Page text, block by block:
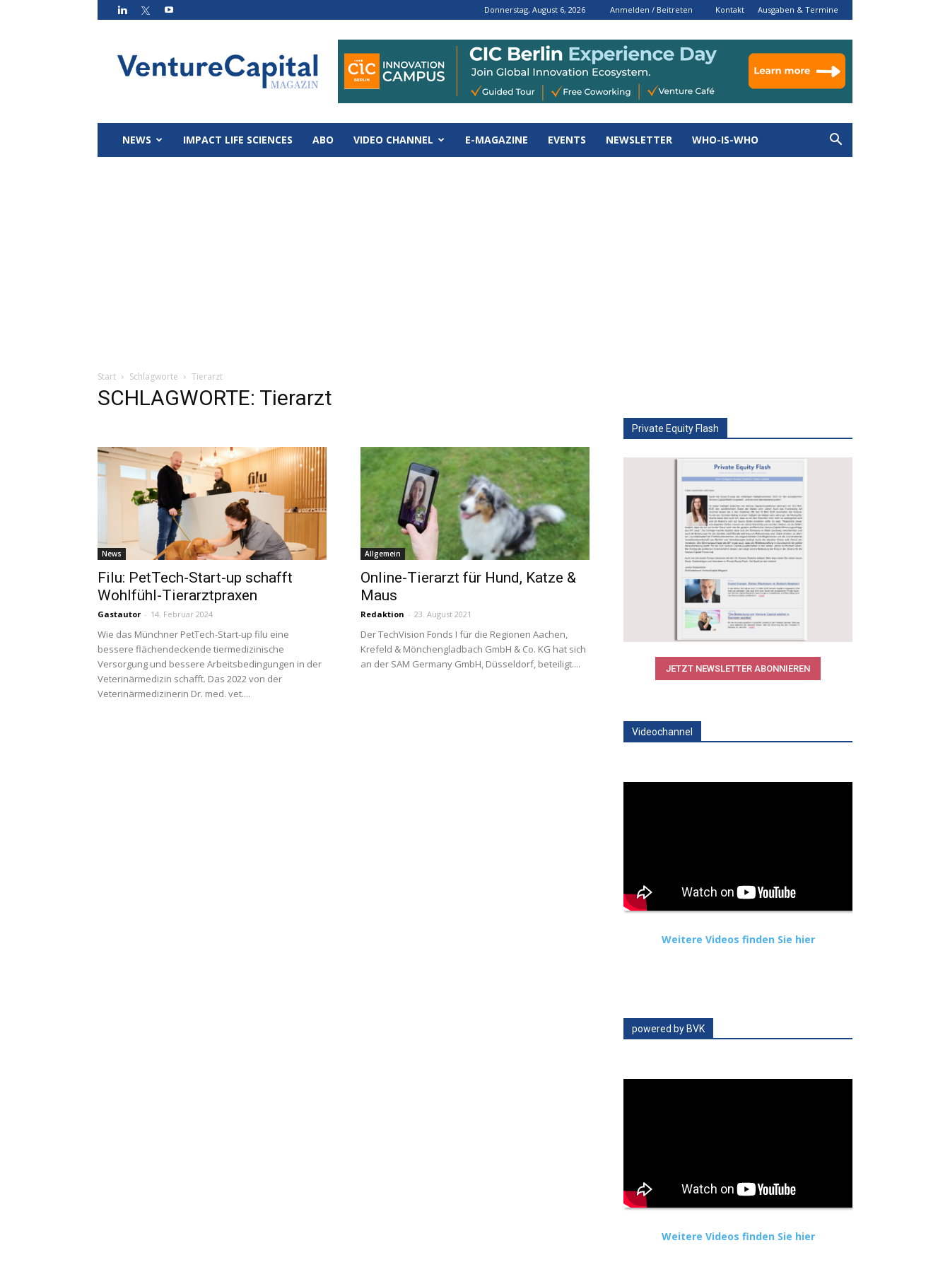
Donnerstag, August 6, 2026 Anmelden / Beitreten Kontakt Ausgaben & Termine
Magazin
NEWS IMPACT LIFE SCIENCES ABO VIDEO CHANNEL E-MAGAZINE EVENTS NEWSLETTER WHO-IS-WHO
Start Schlagworte Tierarzt
SCHLAGWORTE: Tierarzt
News
Filu: PetTech-Start-up schafft
Wohlfühl-Tierarztpraxen
Gastautor - 14. Februar 2024
Wie das Münchner PetTech-Start-up filu eine
bessere flächendeckende tiermedizinische
Versorgung und bessere Arbeitsbedingungen in der
Veterinärmedizin schafft. Das 2022 von der
Veterinärmedizinerin Dr. med. vet....
Allgemein
Online-Tierarzt für Hund, Katze &
Maus
Redaktion - 23. August 2021
Der TechVision Fonds I für die Regionen Aachen,
Krefeld & Mönchengladbach GmbH & Co. KG hat sich
an der SAM Germany GmbH, Düsseldorf, beteiligt....
Private Equity Flash
JETZT NEWSLETTER ABONNIEREN
Videochannel
Weitere Videos finden Sie hier
powered by BVK
Weitere Videos finden Sie hier